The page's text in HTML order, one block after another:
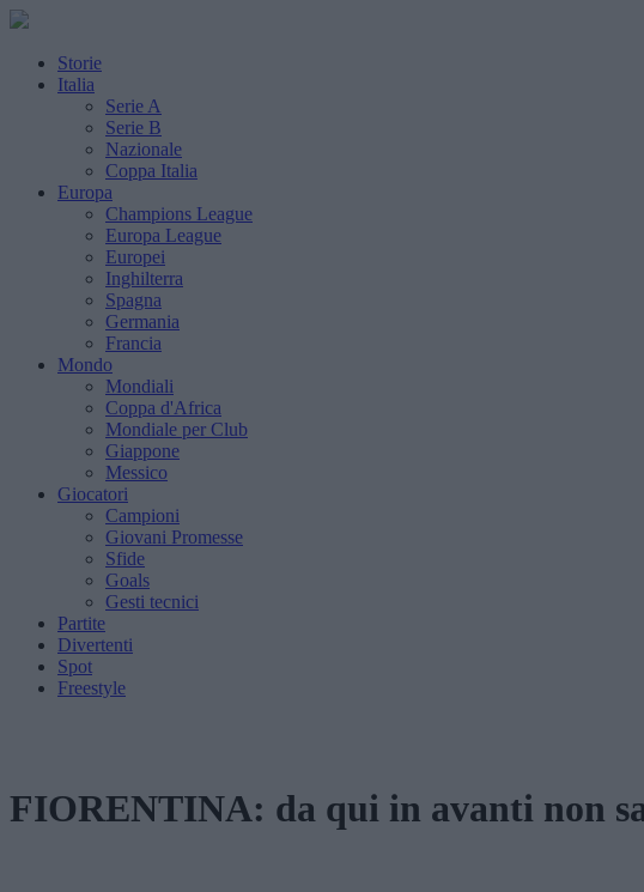
Storie
Italia
Serie A
Serie B
Nazionale
Coppa Italia
Europa
Champions League
Europa League
Europei
Inghilterra
Spagna
Germania
Francia
Mondo
Mondiali
Coppa d'Africa
Mondiale per Club
Giappone
Messico
Giocatori
Campioni
Giovani Promesse
Sfide
Goals
Gesti tecnici
Partite
Divertenti
Spot
Freestyle
FIORENTINA: da qui in avanti non